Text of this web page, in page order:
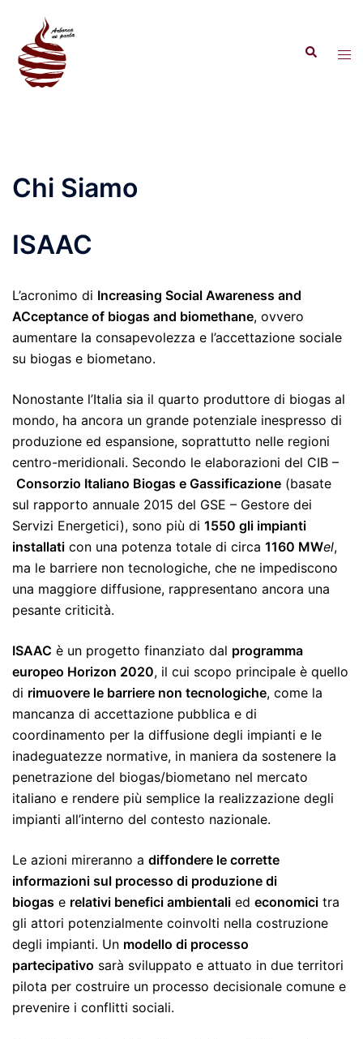
contenuto
Cerca
Chi Siamo
ISAAC
L’acronimo di Increasing Social Awareness and
ACceptance of biogas and biomethane, ovvero
aumentare la consapevolezza e l’accettazione sociale
su biogas e biometano.
Nonostante l’Italia sia il quarto produttore di biogas al
mondo, ha ancora un grande potenziale inespresso di
produzione ed espansione, soprattutto nelle regioni
centro-meridionali. Secondo le elaborazioni del CIB –
Consorzio Italiano Biogas e Gassificazione (basate
sul rapporto annuale 2015 del GSE – Gestore dei
Servizi Energetici), sono più di 1550 gli impianti
installati con una potenza totale di circa 1160 MWel,
ma le barriere non tecnologiche, che ne impediscono
una maggiore diffusione, rappresentano ancora una
pesante criticità.
ISAAC è un progetto finanziato dal programma
europeo Horizon 2020, il cui scopo principale è quello
di rimuovere le barriere non tecnologiche, come la
mancanza di accettazione pubblica e di
coordinamento per la diffusione degli impianti e le
inadeguatezze normative, in maniera da sostenere la
penetrazione del biogas/biometano nel mercato
italiano e rendere più semplice la realizzazione degli
impianti all’interno del contesto nazionale.
Le azioni mireranno a diffondere le corrette
informazioni sul processo di produzione di
biogas e relativi benefici ambientali ed economici tra
gli attori potenzialmente coinvolti nella costruzione
degli impianti. Un modello di processo
partecipativo sarà sviluppato e attuato in due territori
pilota per costruire un processo decisionale comune e
prevenire i conflitti sociali.